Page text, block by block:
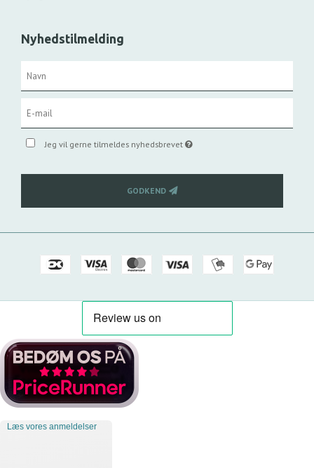
Nyhedstilmelding
Jeg vil gerne tilmeldes nyhedsbrevet
GODKEND
Læs vores anmeldelser